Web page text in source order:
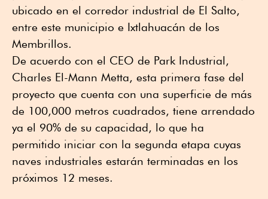
ubicado en el corredor industrial de El Salto,
entre este municipio e Ixtlahuacán de los
Membrillos.
De acuerdo con el CEO de Park Industrial,
Charles El-Mann Metta, esta primera fase del
proyecto que cuenta con una superficie de más
de 100,000 metros cuadrados, tiene arrendado
ya el 90% de su capacidad, lo que ha
permitido iniciar con la segunda etapa cuyas
naves industriales estarán terminadas en los
próximos 12 meses.